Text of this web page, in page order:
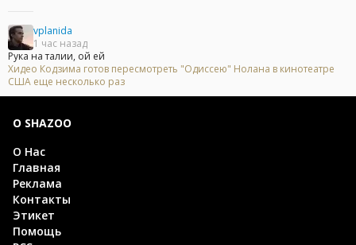
vplanida
1 час назад
Рука на талии, ой ей
Хидео Кодзима готов пересмотреть "Одиссею" Нолана в кинотеатре
США еще несколько раз
О SHAZOO
О Нас
Главная
Реклама
Контакты
Этикет
Помощь